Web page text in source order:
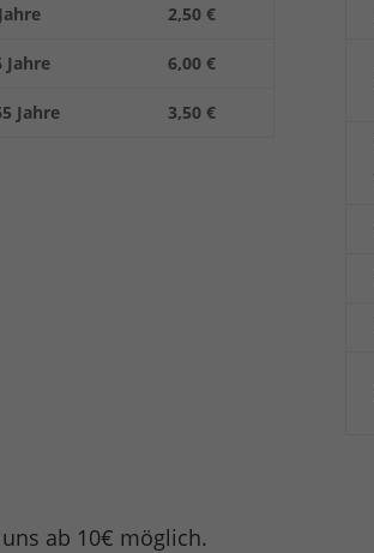
2,50 €
Jahre 6,00 €
Jahre 3,50 €
ab 10€ möglich.